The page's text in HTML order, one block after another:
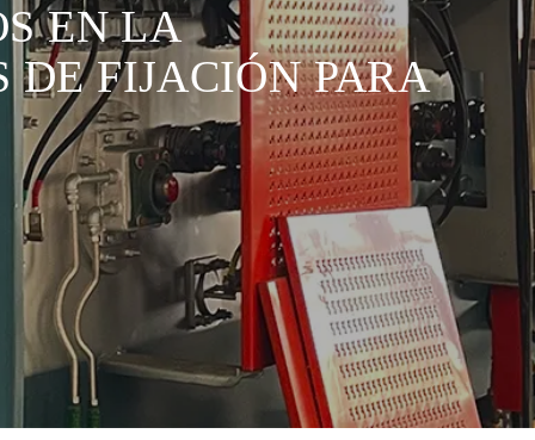
EN LA
DE FIJACIÓN PARA